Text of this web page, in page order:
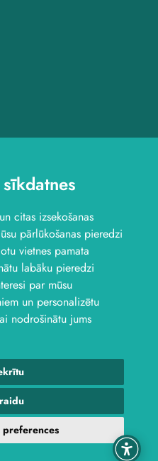
citas izsekošanas
pārlūkošanas pieredzi
vietnes pamata
labāku pieredzi
par mūsu
un personalizētu
nodrošinātu jums
preferences
webbuilding.lvinterneta
veidlapa
politika